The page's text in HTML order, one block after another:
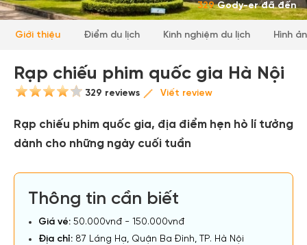
329Gody-er đã đến
Giới thiệu Điểm du lịch Kinh nghiệm du lịch Hình
Rạp chiếu phim quốc gia Hà Nội
329 reviews Viết review
Rạp chiếu phim quốc gia, địa điểm hẹn hò lí tưởng
dành cho những ngày cuối tuần
Thông tin cần biết
Giá vé: 50.000vnđ - 150.000vnđ
Địa chỉ: 87 Láng Hạ, Quận Ba Đình, TP. Hà Nội